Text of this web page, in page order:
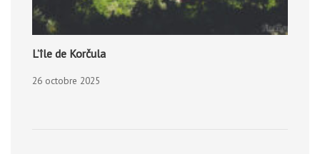
L’île de Korčula
26 octobre 2025